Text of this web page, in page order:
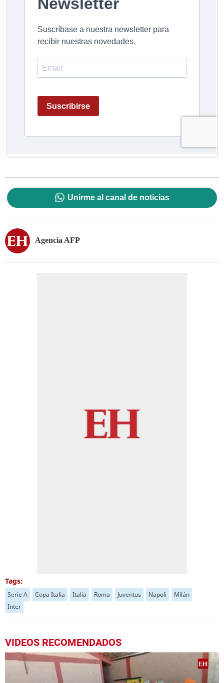
Unirme al canal de noticias
Agencia AFP
Tags:
Serie A Copa Italia Italia Roma Juventus Napoli
Milán
Inter
VIDEOS RECOMENDADOS